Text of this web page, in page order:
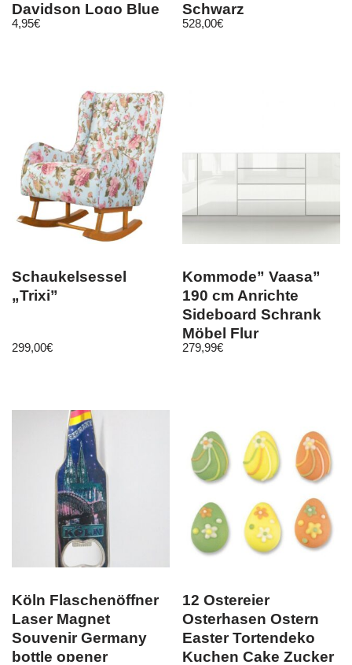
Davidson Logo Blue
4,95€
Schwarz
528,00€
Schaukelsessel
„Trixi”
299,00€
Kommode” Vaasa”
190 cm Anrichte
Sideboard Schrank
Möbel Flur
Wohnzimmer
279,99€
Köln Flaschenöffner
Laser Magnet
Souvenir Germany
bottle opener
12 Ostereier
Osterhasen Ostern
Easter Tortendeko
Kuchen Cake Zucker